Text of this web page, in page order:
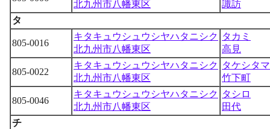
北九州市八幡東区
諏訪
タ
805-0016
キタキュウシュウシヤハタニシク
北九州市八幡東区
タカミ
高見
805-0022
キタキュウシュウシヤハタニシク
北九州市八幡東区
タケシタ
竹下町
805-0046
キタキュウシュウシヤハタニシク
北九州市八幡東区
タシロ
田代
チ